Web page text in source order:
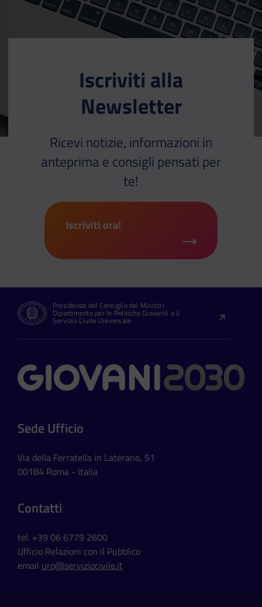
Iscriviti alla
Newsletter
Ricevi notizie, informazioni in
anteprima e consigli pensati per
te!
Iscriviti ora!
Presidenza del Consiglio dei Ministri
Dipartimento per le Politiche Giovanili e il
Servizio Civile Universale
Contatti
Sede Ufficio
Via della Ferratella in Laterano, 51
00184 Roma - Italia
Contatti
tel. +39 06 6779 2600
Ufficio Relazioni con il Pubblico
email urp@serviziocivile.it